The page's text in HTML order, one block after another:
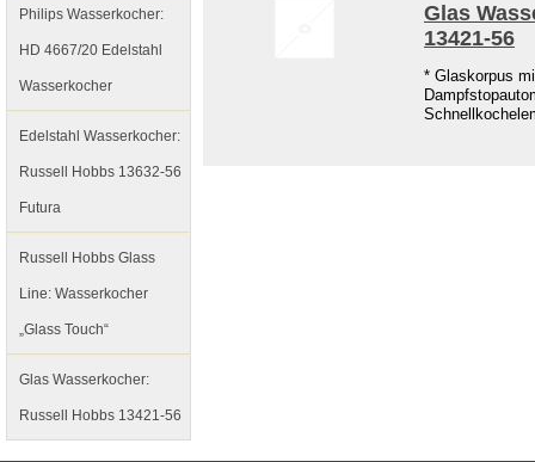
Philips Wasserkocher:
HD 4667/20 Edelstahl
Wasserkocher
Edelstahl Wasserkocher:
Russell Hobbs 13632-56
Futura
Russell Hobbs Glass
Line: Wasserkocher
„Glass Touch“
Glas Wasserkocher:
Russell Hobbs 13421-56
Glas
13421-56
* Glaskorpus